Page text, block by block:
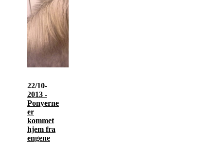
22/10-
2013 -
Ponyerne
er
kommet
hjem fra
engene